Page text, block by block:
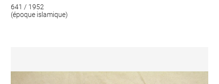
641 / 1952
(époque islamique)